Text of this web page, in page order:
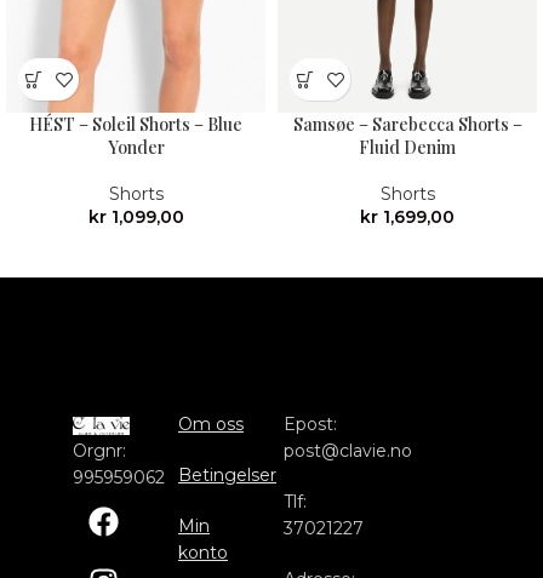
HÉST – Soleil Shorts – Blue
Yonder
Shorts
kr1,099,00
Samsøe – Sarebecca Shorts –
Fluid Denim
Shorts
kr 1,699,00
Orgnr:
995959062
Om oss
Betingelser
Min
konto
Epost:
post@clavie.no
Tlf:
37021227